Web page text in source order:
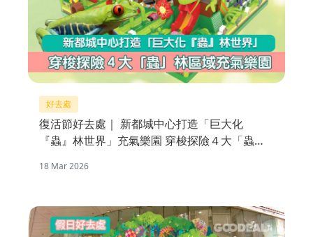
好去處
復活節好去處｜ 新都城中心打造「巨大化
『蟲』林世界」充氣樂園 穿梭探險４大「蟲」
18 Mar 2026